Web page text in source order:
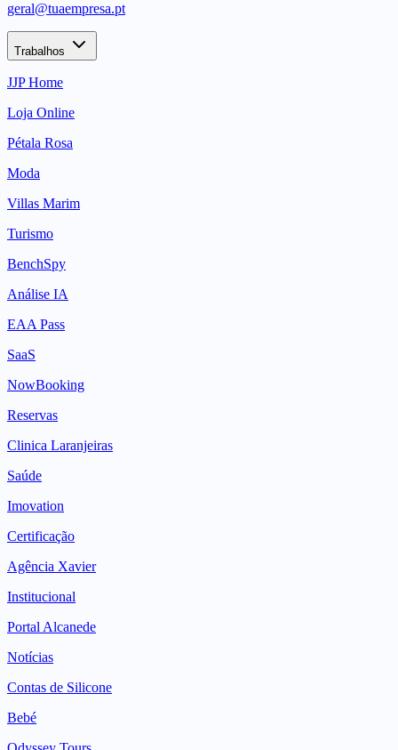
geral@tuaempresa.pt
Trabalhos
JJP Home
Loja Online
Pétala Rosa
Moda
Villas Marim
Turismo
BenchSpy
Análise IA
EAA Pass
SaaS
NowBooking
Reservas
Clinica Laranjeiras
Saúde
Imovation
Certificação
Agência Xavier
Institucional
Portal Alcanede
Notícias
Contas de Silicone
Bebé